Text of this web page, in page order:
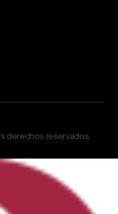
derechos reservados.